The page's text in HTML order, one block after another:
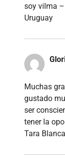
soy vilma –
Uruguay
Muchas
gustado
ser
tener la
Tara